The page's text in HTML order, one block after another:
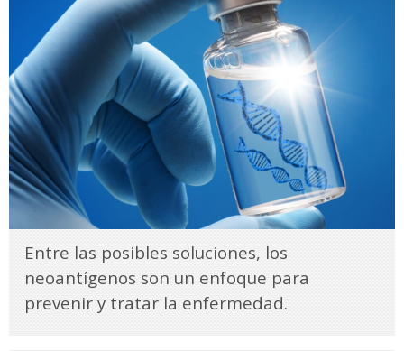
Entre las posibles soluciones, los
neoantígenos son un enfoque para
prevenir y tratar la enfermedad.